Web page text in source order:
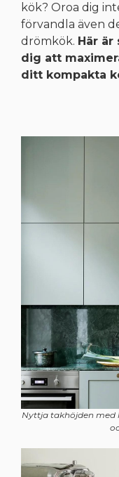
kök? Oroa dig
förvandla även
drömkök. Här
dig att
ditt kompakta
Nyttja takhöjden med